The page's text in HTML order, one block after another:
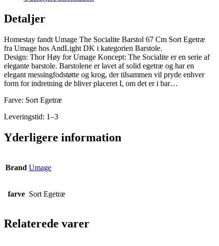
Detaljer
Homestay fandt Umage The Socialite Barstol 67 Cm Sort Egetræ
fra Umage hos AndLight DK i kategorien Barstole.
Design: Thor Høy for Umage Koncept: The Socialite er en serie af
elegante barstole. Barstolene er lavet af solid egetræ og har en
elegant messingfodstøtte og krog, der tilsammen vil pryde enhver
form for indretning de bliver placeret I, om det er i bar…
Farve: Sort Egetræ
Leveringstid: 1–3
Yderligere information
Brand Umage
farve Sort Egetræ
Relaterede varer